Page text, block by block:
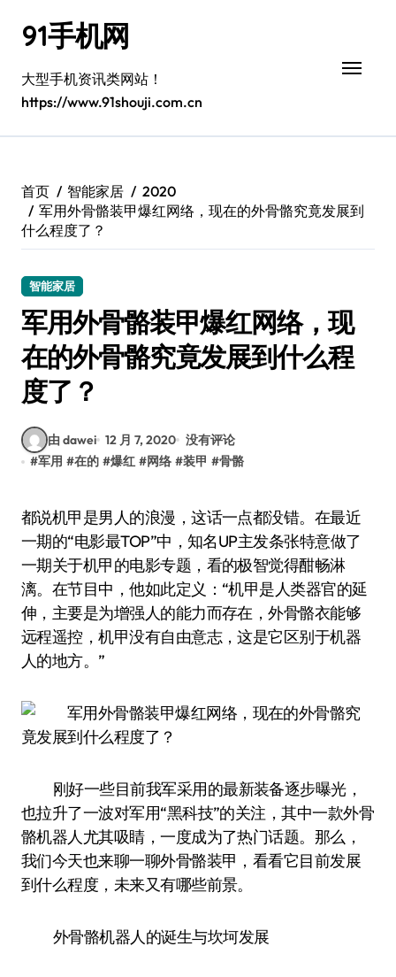
91手机网
大型手机资讯类网站！
https://www.91shouji.com.cn
首页 智能家居
2020
军用外骨骼装甲爆红网络，现在的外骨骼究竟发展到
什么程度了？
智能家居
军用外骨骼装甲爆红网络，现
在的外骨骼究竟发展到什么程
度了？
由 dawei 12 月 7, 2020 没有评论
#军用 #在的 #爆红 #网络 #装甲 #骨骼
都说机甲是男人的浪漫，这话一点都没错。在最近
一期的“电影最TOP”中，知名UP主发条张特意做了
一期关于机甲的电影专题，看的极智觉得酣畅淋
漓。在节目中，他如此定义：“机甲是人类器官的延
伸，主要是为增强人的能力而存在，外骨骼衣能够
远程遥控，机甲没有自由意志，这是它区别于机器
人的地方。”
刚好一些目前我军采用的最新装备逐步曝光，
也拉升了一波对军用“黑科技”的关注，其中一款外骨
骼机器人尤其吸睛，一度成为了热门话题。那么，
我们今天也来聊一聊外骨骼装甲，看看它目前发展
到什么程度，未来又有哪些前景。
外骨骼机器人的诞生与坎坷发展